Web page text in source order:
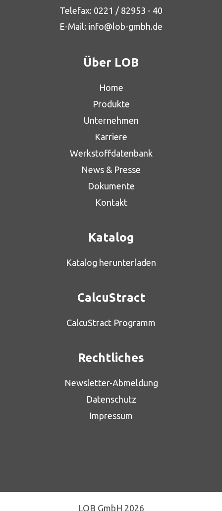
Telefax: 0221 / 82953 - 40
E-Mail: info@lob-gmbh.de
Über LOB
Home
Produkte
Unternehmen
Karriere
Werkstoffdatenbank
News & Presse
Dokumente
Kontakt
Katalog
Katalog herunterladen
CalcuStract
CalcuStract Programm
Rechtliches
Newsletter-Abmeldung
Datenschutz
Impressum
LOB GmbH 2026